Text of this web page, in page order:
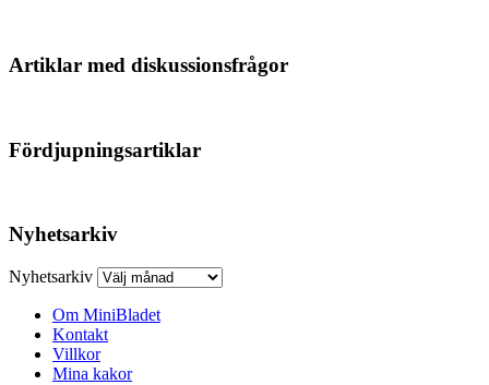
Artiklar med diskussionsfrågor
Fördjupningsartiklar
Nyhetsarkiv
Nyhetsarkiv
Om MiniBladet
Kontakt
Villkor
Mina kakor